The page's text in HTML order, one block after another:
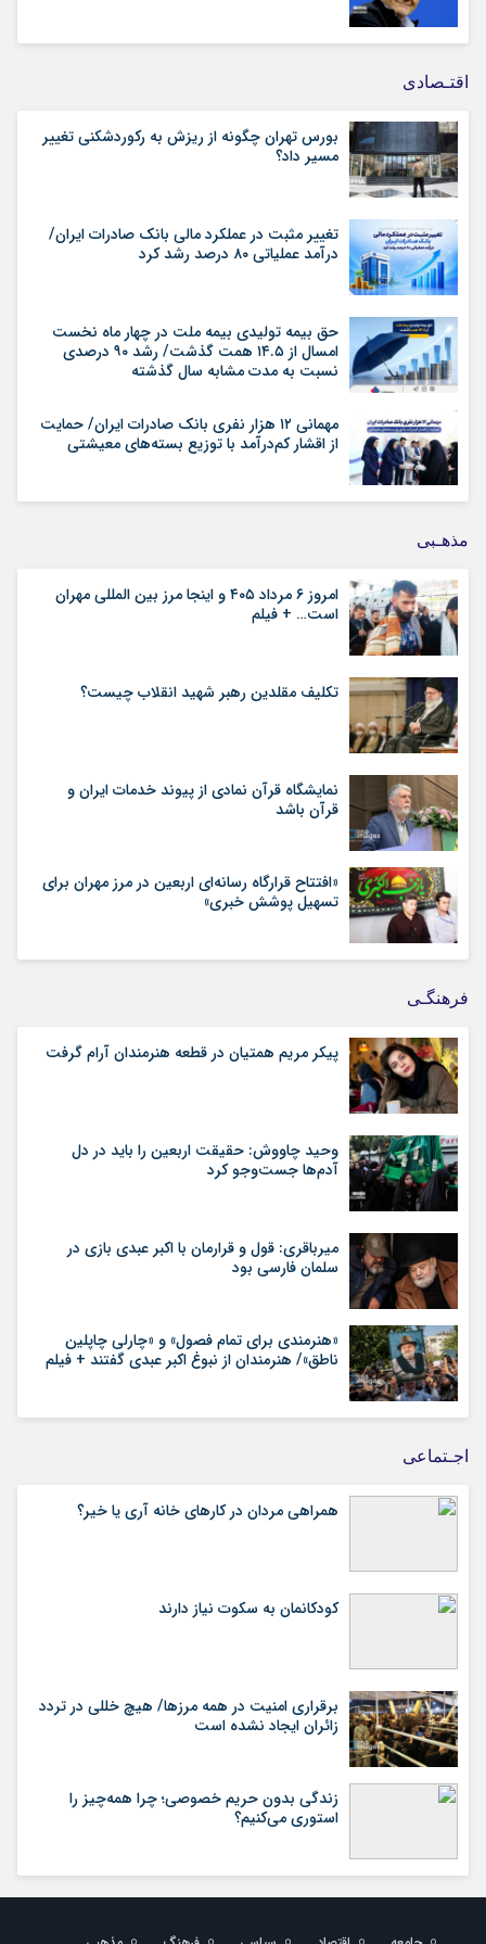
اقتـصادی
بورس تهران چگونه از ریزش به رکوردشکنی تغییر
مسیر داد؟
تغییر مثبت در عملکرد مالی بانک صادرات ایران/
درآمد عملیاتی ۸۰ درصد رشد کرد
حق بیمه تولیدی بیمه ملت در چهار ماه نخست
امسال از ۱۴.۵ همت گذشت/ رشد ۹۰ درصدی
نسبت به مدت مشابه سال گذشته
مهمانی ۱۲ هزار نفری بانک صادرات ایران/ حمایت
از اقشار کم‌درآمد با توزیع بسته‌های معیشتی
مذهـبی
امروز ۶ مرداد ۴۰۵ و اینجا مرز بین المللی مهران
است… + فیلم
تکلیف مقلدین رهبر شهید انقلاب چیست؟
نمایشگاه قرآن نمادی از پیوند خدمات ایران و
قرآن باشد
«افتتاح قرارگاه رسانه‌ای اربعین در مرز مهران برای
تسهیل پوشش خبری»
فرهنگـی
پیکر مریم همتیان در قطعه هنرمندان آرام گرفت
وحید چاووش: حقیقت اربعین را باید در دل
آدم‌ها جست‌وجو کرد
میرباقری: قول و قرارمان با اکبر عبدی بازی در
سلمان فارسی بود
«هنرمندی برای تمام فصول» و «چارلی چاپلین
ناطق»/ هنرمندان از نبوغ اکبر عبدی گفتند + فیلم
اجـتماعی
همراهی مردان در کارهای خانه آری یا خیر؟
کودکانمان به سکوت نیاز دارند
برقراری امنیت در همه مرزها/ هیچ‌ خللی در تردد
زائران ایجاد نشده است
زندگی بدون حریم خصوصی؛ چرا همه‌چیز را
استوری می‌کنیم؟